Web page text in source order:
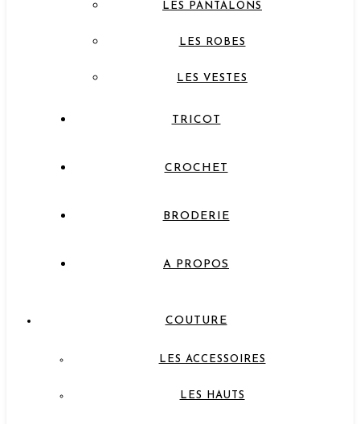
LES PANTALONS
LES ROBES
LES VESTES
TRICOT
CROCHET
BRODERIE
A PROPOS
COUTURE
LES ACCESSOIRES
LES HAUTS